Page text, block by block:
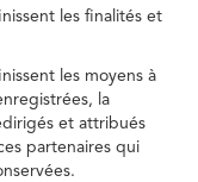
les finalités et
les moyens à
la
et attribués
partenaires qui